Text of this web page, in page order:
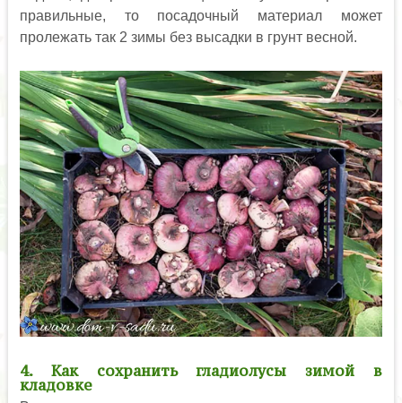
правильные, то посадочный материал может
пролежать так 2 зимы без высадки в грунт весной.
4. Как сохранить гладиолусы зимой в
кладовке